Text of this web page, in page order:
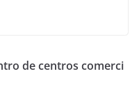
de centros comerci